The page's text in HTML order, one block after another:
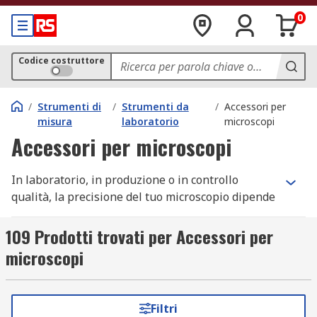
0
Codice costruttore
/ Strumenti di
misura
/ Strumenti da
laboratorio
/ Accessori per
microscopi
Accessori per microscopi
In laboratorio, in produzione o in controllo
qualità, la precisione del tuo microscopio dipende
microscopio che lo completano. Che tu stia
aggiornando un sistema esistente o allestendo
una nuova postazione, ogni componente dagli
oculari per microscopio al supporto per
microscopio, deve garantire stabilità,
109 Prodotti trovati per Accessori per
microscopi
Filtri